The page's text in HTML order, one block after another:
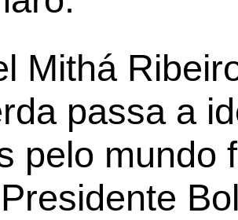
Mithá
passa a
pelo mundo